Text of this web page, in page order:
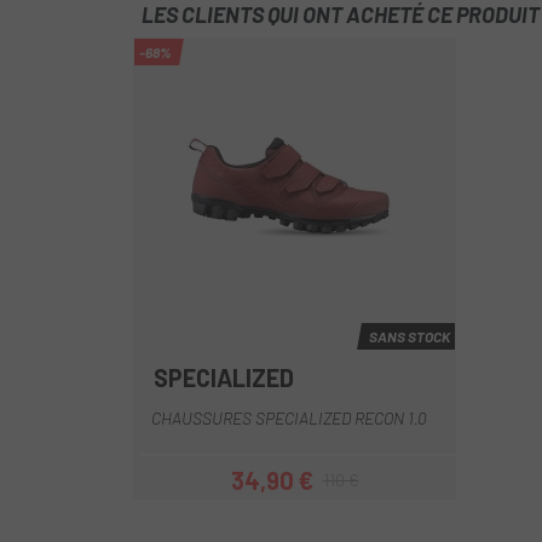
LES CLIENTS QUI ONT ACHETÉ CE
JauneBleuCrème
-68%
SANS STOCK
SPECIALIZED
CHAUSSURES SPECIALIZED RECON 1.0
Prix
34,90 €Prix habituel